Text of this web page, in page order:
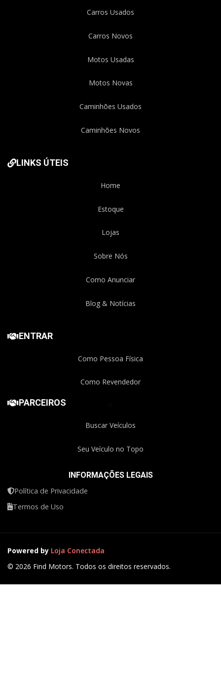
Carros Usados
Carros Novos
Motos Usadas
Motos Novas
Caminhões Usados
Caminhões Novos
LINKS ÚTEIS
Home
Estoque
Lojas
Sobre Nós
Como Anunciar
Blog & Notícias
ENTRAR
Como Pessoa Física
Como Revendedor
PARCEIROS
Buscar Veículos
Seu Veículo no Topo
INFORMAÇÕES LEGAIS
Política de Privacidade
Termos de Uso
Powered by Loja Conectada
© 2026 Find Motors. Todos os direitos reservados.